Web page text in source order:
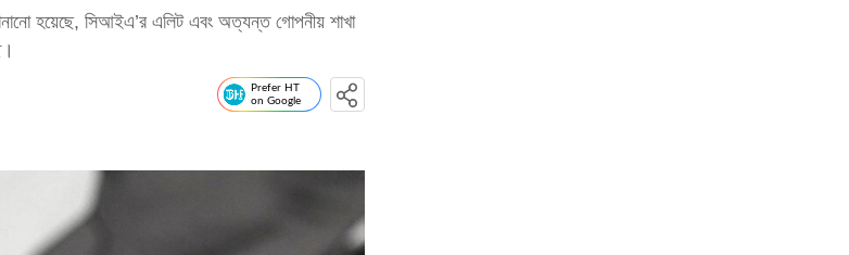
হয়েছে, সিআইএ’র এলিট এবং অত্যন্ত গোপনীয় শাখা
Prefer HT
on Google